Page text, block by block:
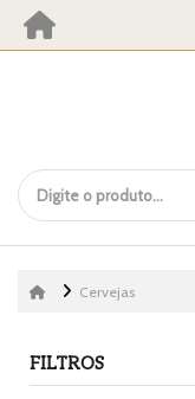
Cervejas
FILTROS